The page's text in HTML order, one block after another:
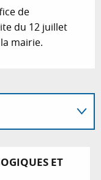
de
du 12 juillet
mairie.
ET